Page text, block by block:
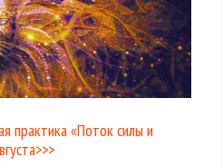
практика «Поток силы и